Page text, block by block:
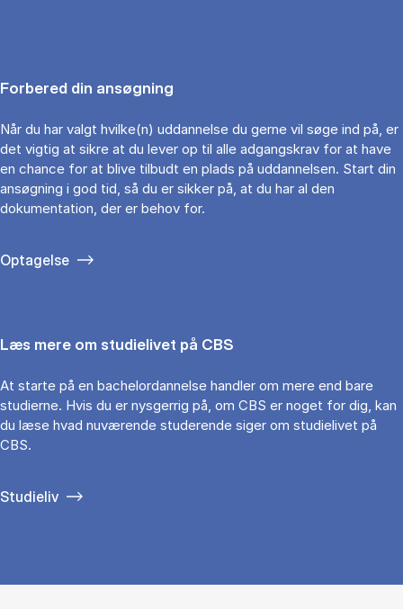
Forbered din ansøgning
Når du har valgt hvilke(n) uddannelse du gerne vil søge ind på, er
det vigtig at sikre at du lever op til alle adgangskrav for at have
en chance for at blive tilbudt en plads på uddannelsen. Start din
ansøgning i god tid, så du er sikker på, at du har al den
dokumentation, der er behov for.
Optagelse
Læs mere om studielivet på CBS
At starte på en bachelordannelse handler om mere end bare
studierne. Hvis du er nysgerrig på, om CBS er noget for dig, kan
du læse hvad nuværende studerende siger om studielivet på
CBS.
Studieliv